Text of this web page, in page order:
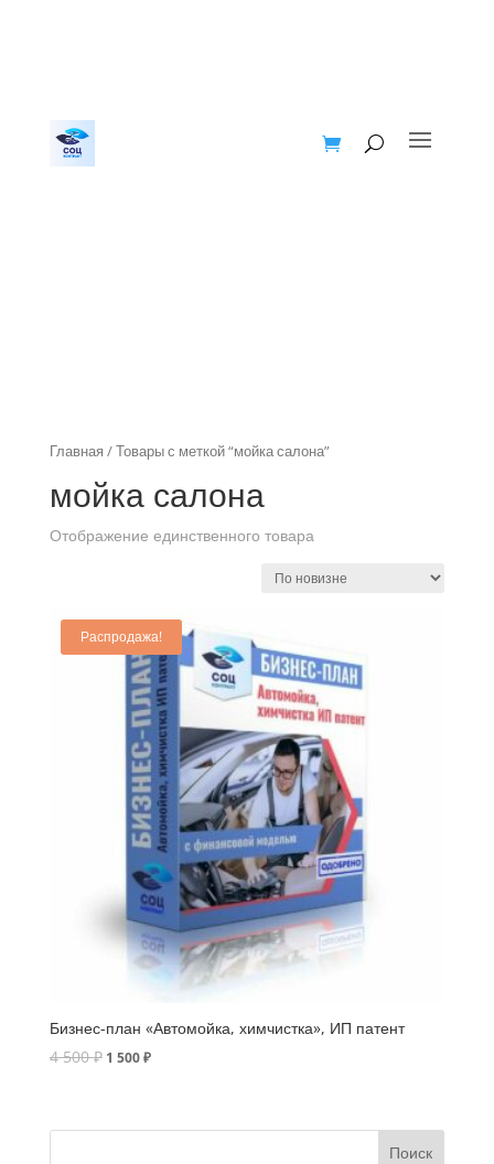
Главная / Товары с меткой “мойка салона”
мойка салона
Отображение единственного товара
Распродажа!
Бизнес-план «Автомойка, химчистка», ИП патент
4 500₽ 1 500₽